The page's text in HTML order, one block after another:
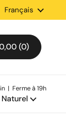
magasin
Langue
Français
le panier
0
| Ferme à 19h